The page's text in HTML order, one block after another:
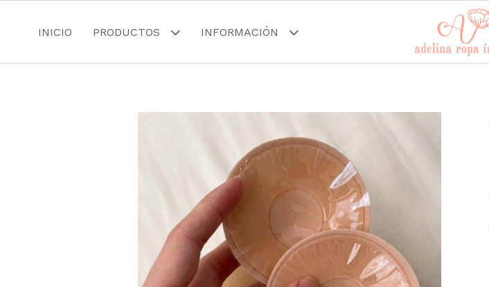
INICIO PRODUCTOS INFORMACIÓN